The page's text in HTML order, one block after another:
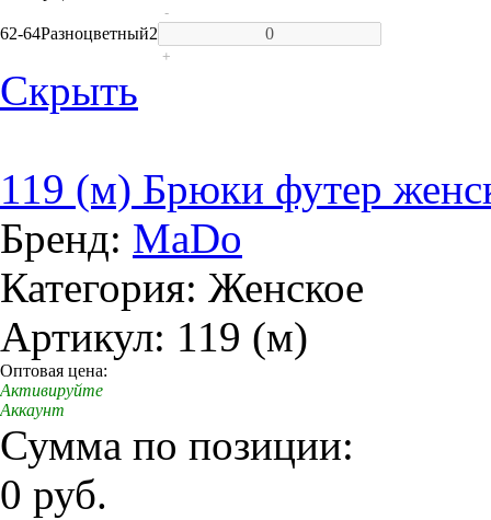
62-64Разноцветный2
-
+
Скрыть
119 (м) Брюки футер
Бренд: MaDo
Категория: Женское
Артикул: 119 (м)
Оптовая цена:
Активируйте
Аккаунт
Сумма по позиции:
0 руб.